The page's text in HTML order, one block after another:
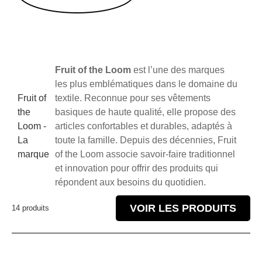
Fruit of
the
Loom -
La
marque
Fruit of the Loom est l’une des marques
les plus emblématiques dans le domaine du
textile. Reconnue pour ses vêtements
basiques de haute qualité, elle propose des
articles confortables et durables, adaptés à
toute la famille. Depuis des décennies, Fruit
of the Loom associe savoir-faire traditionnel
et innovation pour offrir des produits qui
répondent aux besoins du quotidien.
14 produits VOIR LES PRODUITS